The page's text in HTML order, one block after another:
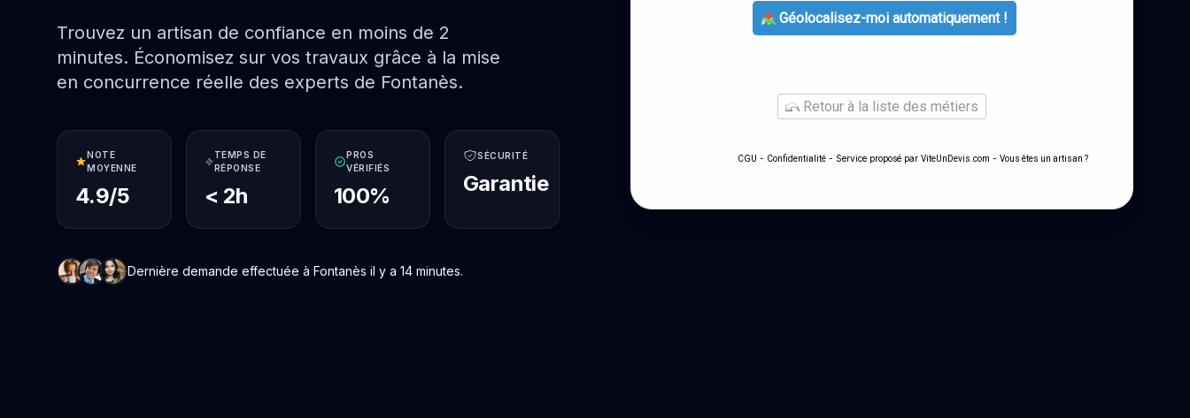
Trouvez un artisan de confiance en moins de 2
minutes. Économisez sur vos travaux grâce à la mise
en concurrence réelle des experts de Fontanès.
NOTE
MOYENNE
4.9/5
TEMPS DE
RÉPONSE
< 2h
PROS
VÉRIFIÉS
100%
SÉCURITÉ
Garantie
Dernière demande effectuée à Fontanès il y a 14 minutes.
Géolocalisez-moi automatiquement !
Retour à la liste des métiers
CGU - Confidentialité - Service proposé par ViteUnDevis.com - Vous êtes un artisan ?